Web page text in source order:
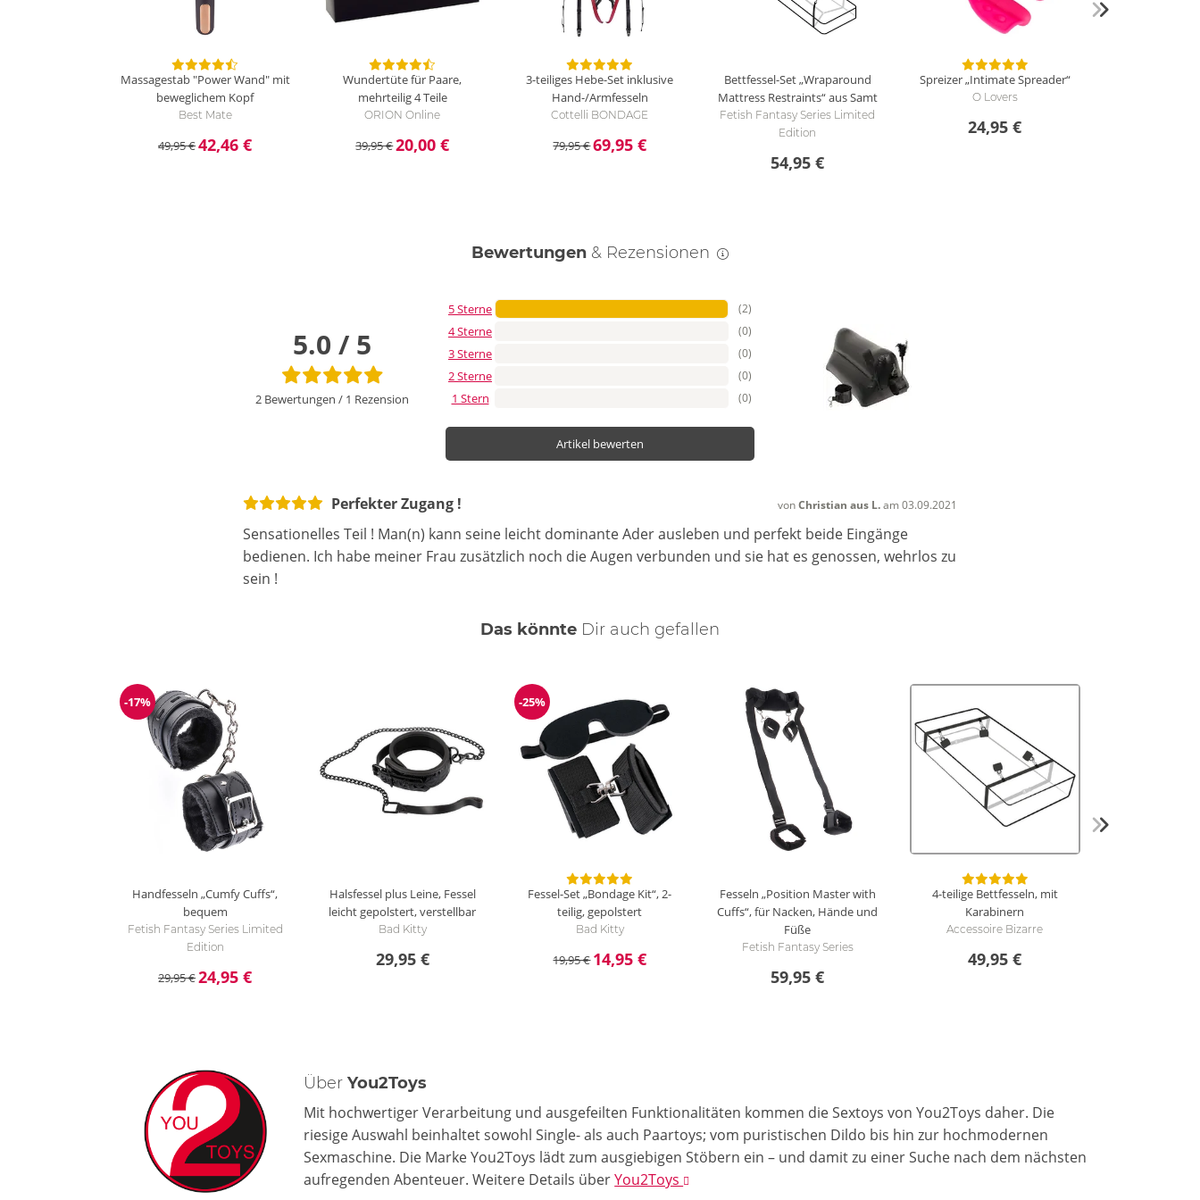
Massagestab "Power Wand" mit
beweglichem Kopf
Best Mate
49,95 €42,46 €
Wundertüte für Paare,
mehrteilig4 Teile
ORION Online
39,95 €20,00 €
3-teiliges Hebe-Set inklusive
Hand-/Armfesseln
Cottelli BONDAGE
79,95 €69,95 €
Bettfessel-Set „Wraparound
Mattress Restraints“ aus Samt
Fetish Fantasy Series Limited
Edition
54,95 €
Spreizer „Intimate Spreader“
O Lovers
24,95 €
Bewertungen & Rezensionen
5.0 / 5
2 Bewertungen / 1 Rezension
5 Sterne (2)
4 Sterne (0)
3 Sterne (0)
2 Sterne (0)
1 Stern (0)
Artikel bewerten
Perfekter Zugang ! vonChristian aus L.am 03.09.2021
Sensationelles Teil ! Man(n) kann seine leicht dominante Ader ausleben und perfekt beide Eingänge
bedienen. Ich habe meiner Frau zusätzlich noch die Augen verbunden und sie hat es genossen, wehrlos zu
sein !
Das könnte Dir auch gefallen
Reduzierung
-17%
Handfesseln „Cumfy Cuffs“,
bequem
Fetish Fantasy Series Limited
Edition
29,95 €24,95 €
Halsfessel plus Leine, Fessel
leicht gepolstert, verstellbar
Bad Kitty
29,95 €
Reduzierung
-25%
Fessel-Set „Bondage Kit“, 2-
teilig, gepolstert
Bad Kitty
19,95 €14,95 €
Fesseln „Position Master with
Cuffs“, für Nacken, Hände und
Füße
Fetish Fantasy Series
59,95 €
4-teilige Bettfesseln, mit
Karabinern
Accessoire Bizarre
49,95 €
ÜberYou2Toys
Mit hochwertiger Verarbeitung und ausgefeilten Funktionalitäten kommen die Sextoys von You2Toys daher. Die
riesige Auswahl beinhaltet sowohl Single- als auch Paartoys; vom puristischen Dildo bis hin zur hochmodernen
Sexmaschine. Die Marke You2Toys lädt zum ausgiebigen Stöbern ein – und damit zu einer Suche nach dem nächsten
aufregenden Abenteuer.Weitere Details überYou2Toys